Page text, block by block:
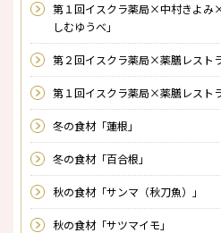
第１回イスクラ薬局×中村きよみ
しむゆうべ」
第２回イスクラ薬局×薬膳レスト
第１回イスクラ薬局×薬膳レスト
冬の食材「蓮根」
冬の食材「百合根」
秋の食材「サンマ（秋刀魚）」
秋の食材「サツマイモ」